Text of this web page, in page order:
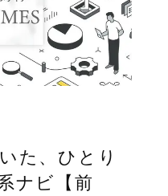
た、ひとり
ナビ【前